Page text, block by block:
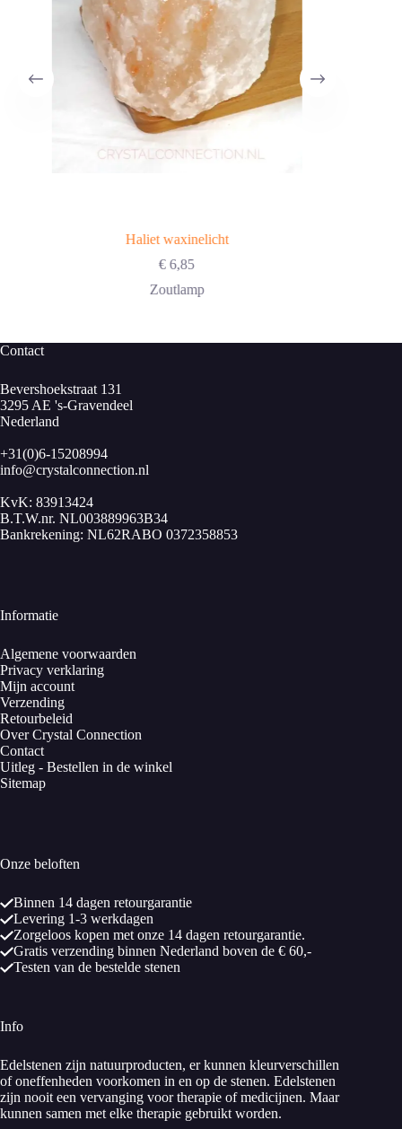
Haliet waxinelicht
€ 6,85
Zoutlamp
Contact
Bevershoekstraat 131
3295 AE 's-Gravendeel
Nederland
+31(0)6-15208994
info@crystalconnection.nl
KvK: 83913424
B.T.W.nr. NL003889963B34
Bankrekening: NL62RABO 0372358853
Informatie
Algemene voorwaarden
Privacy verklaring
Mijn account
Verzending
Retourbeleid
Over Crystal Connection
Contact
Uitleg - Bestellen in de winkel
Sitemap
Onze beloften
Binnen 14 dagen retourgarantie
Levering 1-3 werkdagen
Zorgeloos kopen met onze 14 dagen retourgarantie.
Gratis verzending binnen Nederland boven de € 60,-
Testen van de bestelde stenen
Info
Edelstenen zijn natuurproducten, er kunnen kleurverschillen
of oneffenheden voorkomen in en op de stenen. Edelstenen
zijn nooit een vervanging voor therapie of medicijnen. Maar
kunnen samen met elke therapie gebruikt worden.